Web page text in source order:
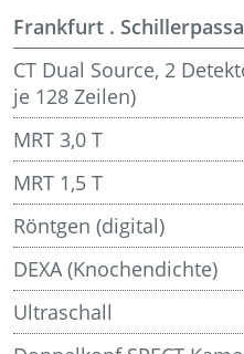
Frankfurt .
CT Dual Source, 2
je 128 Zeilen)
MRT 3,0 T
MRT 1,5 T
Röntgen (digital)
DEXA (Knochendichte)
Ultraschall